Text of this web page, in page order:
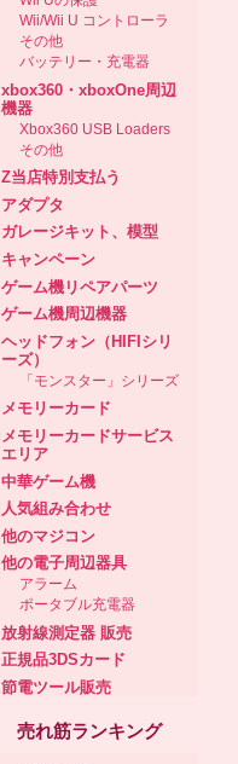
Wii/Wii U コントローラ
その他
バッテリー・充電器
xbox360・xboxOne周辺
機器
Xbox360 USB Loaders
その他
Z当店特別支払う
アダプタ
ガレージキット、模型
キャンペーン
ゲーム機リペアパーツ
ゲーム機周辺機器
ヘッドフォン（HIFIシリ
ーズ）
「モンスター」シリーズ
メモリーカード
メモリーカードサービス
エリア
中華ゲーム機
人気組み合わせ
他のマジコン
他の電子周辺器具
アラーム
ポータブル充電器
放射線測定器 販売
正規品3DSカード
節電ツール販売
売れ筋ランキング